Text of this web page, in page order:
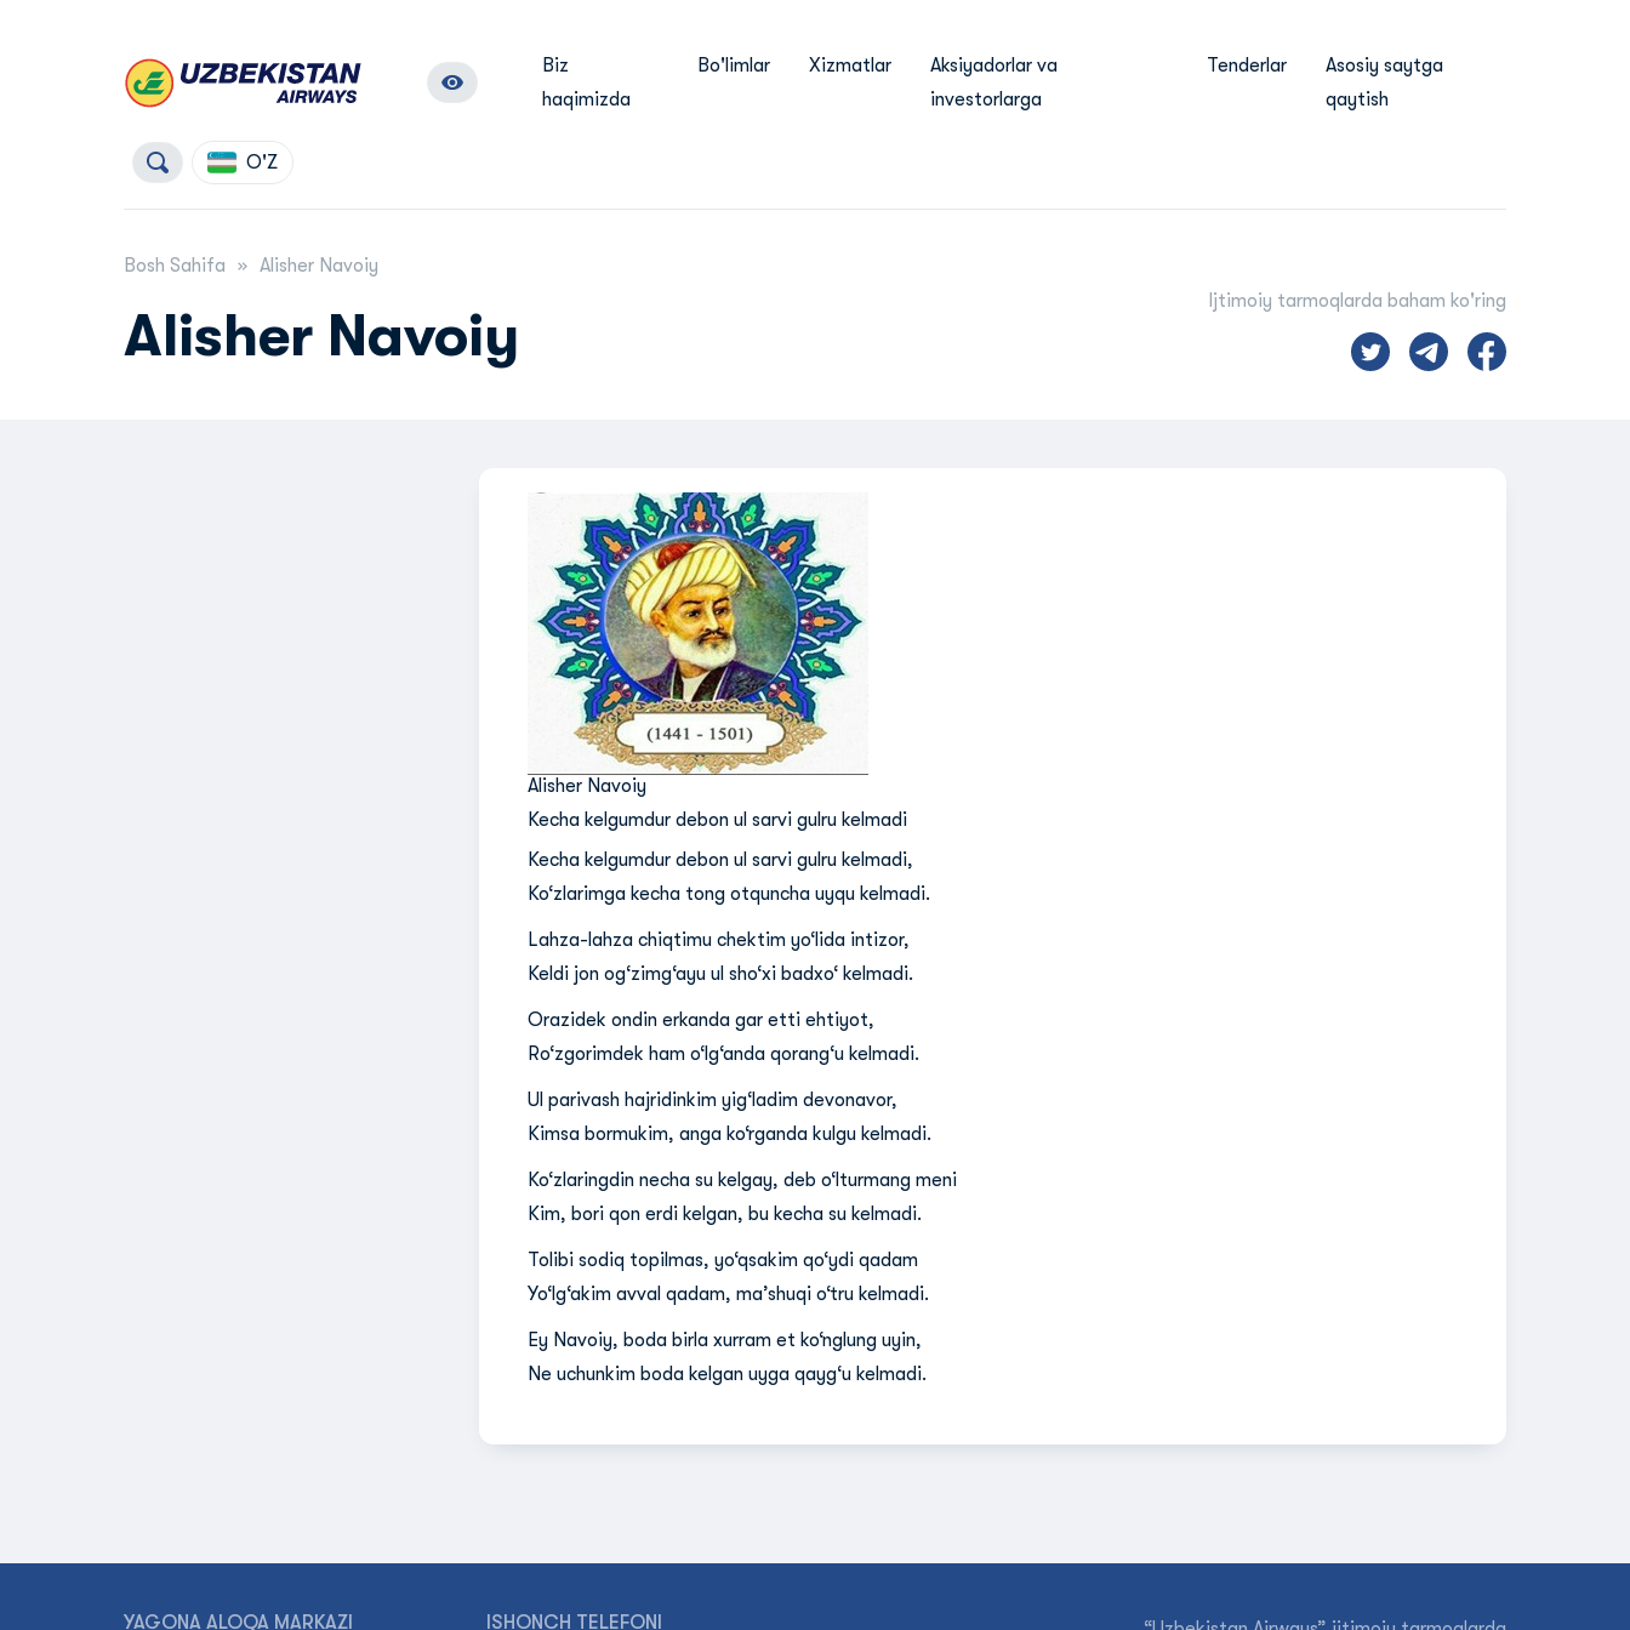
Biz
haqimizda
Bo'limlar Xizmatlar
Aksiyadorlar va
investorlarga
Tenderlar
Asosiy saytga
qaytish
O'Z
Bosh Sahifa Alisher Navoiy
Alisher Navoiy
Ijtimoiy tarmoqlarda baham ko'ring
Alisher Navoiy
Kecha kelgumdur debon ul sarvi gulru kelmadi
Kecha kelgumdur debon ul sarvi gulru kelmadi,
Ko‘zlarimga kecha tong otquncha uyqu kelmadi.
Lahza-lahza chiqtimu chektim yo‘lida intizor,
Keldi jon og‘zimg‘ayu ul sho‘xi badxo‘ kelmadi.
Orazidek ondin erkanda gar etti ehtiyot,
Ro‘zgorimdek ham o‘lg‘anda qorang‘u kelmadi.
Ul parivash hajridinkim yig‘ladim devonavor,
Kimsa bormukim, anga ko‘rganda kulgu kelmadi.
Ko‘zlaringdin necha su kelgay, deb o‘lturmang meni
Kim, bori qon erdi kelgan, bu kecha su kelmadi.
Tolibi sodiq topilmas, yo‘qsakim qo‘ydi qadam
Yo‘lg‘akim avval qadam, ma’shuqi o‘tru kelmadi.
Ey Navoiy, boda birla xurram et ko‘nglung uyin,
Ne uchunkim boda kelgan uyga qayg‘u kelmadi.
YAGONA ALOQA MARKAZI ISHONCH TELEFONI